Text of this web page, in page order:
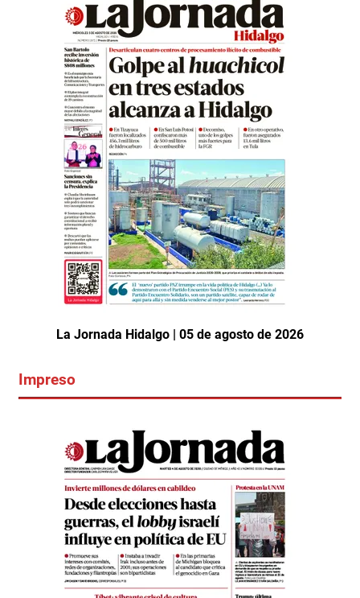
La Jornada Hidalgo | 05 de agosto de 2026
Impreso